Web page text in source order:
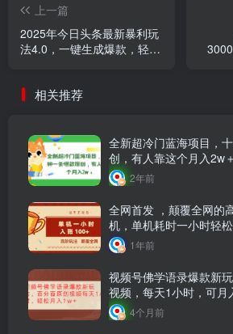
上一篇
2025年今日头条最新暴利玩
法4.0，一键生成爆款，轻松
相关推荐
全新超冷门蓝海项目，
创，有人靠这个月入2w＋
2年前
全网首发 ，颠覆全网的
机，单机耗时一小时轻
收益，可放大！
1年前
视频号佛学语录爆款新
视频，每天1小时，可月
4个月前